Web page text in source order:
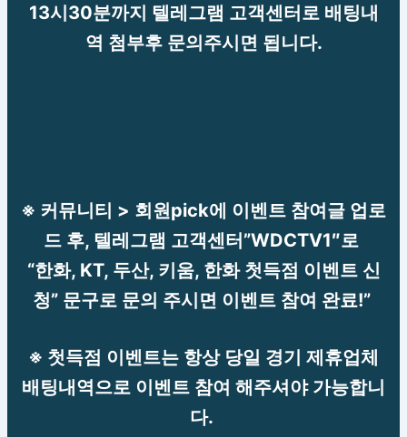
13시30분까지 텔레그램 고객센터로 배팅내
역 첨부후 문의주시면 됩니다.
※ 커뮤니티 > 회원pick에 이벤트 참여글 업로
드 후, 텔레그램 고객센터”WDCTV1″로
“한화, KT, 두산, 키움, 한화 첫득점 이벤트 신
청” 문구로 문의 주시면 이벤트 참여 완료!”
※ 첫득점 이벤트는 항상 당일 경기 제휴업체
배팅내역으로 이벤트 참여 해주셔야 가능합니
다.